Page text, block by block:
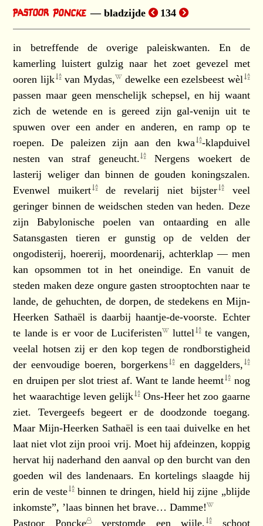
bladzijde 134
in betreffende de overige paleiskwanten. En de
kamerling luistert gulzig naar het zoet gevezel met
ooren lijk van Mydas, dewelke een ezelsbeest wèl
passen maar geen menschelijk schepsel, en hij waant
zich de wetende en is gereed zijn gal-venijn uit te
spuwen over een ander en anderen, en ramp op te
roepen. De paleizen zijn aan den kwa -klapduivel
nesten van straf geneucht.
Nergens woekert de
lasterij weliger dan binnen de gouden koningszalen.
Evenwel muikert de revelarij nietbijster
veel
geringer binnen de weidschen steden van heden. Deze
zijn Babylonische poelen van ontaarding en alle
Satansgasten tieren er gunstig op de velden der
ongodisterij, hoererij, moordenarij, achterklap — men
kan opsommen tot in het oneindige. En vanuit de
steden maken deze ongure gasten strooptochten naar te
lande, de gehuchten, de dorpen, de stedekens en Mijn-
Heerken Sathaël is daarbij haantje-de-voorste. Echter
te lande is er voor de Luciferisten luttel te vangen,
veelal hotsen zij er den kop tegen de rondborstigheid
der eenvoudige boeren,borgerkens en daggelders,
en druipen per slot triest af. Want te landeheemt
nog
het waarachtige leven gelijk Ons-Heer het zoo gaarne
ziet. Tevergeefs begeert er de doodzonde toegang.
Maar Mijn-Heerken Sathaël is een taai duivelke en het
laat niet vlot zijn prooi vrij. Moet hij afdeinzen, koppig
hervat hij naderhand den aanval op den burcht van den
goeden wil des landenaars. En kortelings slaagde hij
erin deveste binnen te dringen, hield hij zijne „blijde
inkomste”, ’laas binnen het brave…Damme!
Pastoor Poncke verstomde eenwijle, schoot